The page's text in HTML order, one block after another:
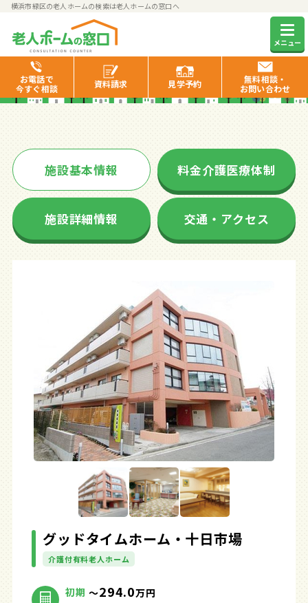
横浜市緑区の老人ホームの検索は老人ホームの窓口へ
メニュー
お電話で
今すぐ相談
資料請求 見学予約
無料相談・
お問い合わせ
グッドタイムホーム・十日市場
施設基本情報 料金介護医療体制
施設詳細情報 交通・アクセス
グッドタイムホーム・十日市場
介護付有料老人ホーム
初期 ～294.0万円